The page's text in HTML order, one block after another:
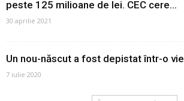
peste 125 milioane de lei. CEC cere...
30 aprilie 2021
Un nou-născut a fost depistat într-o vie
7 iulie 2020